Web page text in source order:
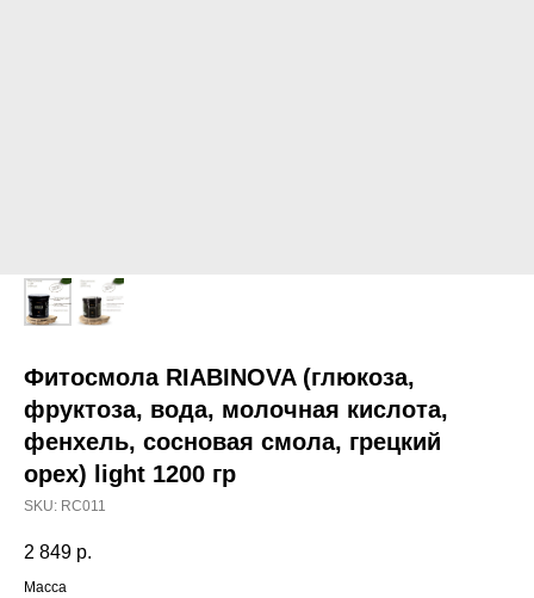
Фитосмола RIABINOVA (глюкоза,
фруктоза, вода, молочная кислота,
фенхель, сосновая смола, грецкий
орех) light 1200 гр
SKU: RC011
2 849 р.
Масса